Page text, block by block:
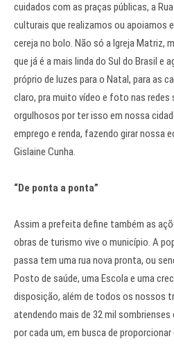
cuidados com as praças públicas, a
culturais que realizamos ou apoiamos
cereja no bolo. Não só a Igreja Matriz,
que já é a mais linda do Sul do Brasil e
próprio de luzes para o Natal, para as
claro, pra muito vídeo e foto nas redes
orgulhosos por ter isso em nossa
emprego e renda, fazendo girar nossa
Gislaine Cunha.
“De ponta a ponta”
Assim a prefeita define também as
obras de turismo vive o município. A
passa tem uma rua nova pronta, ou
Posto de saúde, uma Escola e uma
disposição, além de todos os nossos
atendendo mais de 32 mil
por cada um, em busca de proporcionar